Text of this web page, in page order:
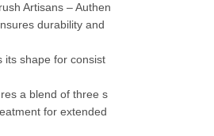
Artisans – Authen
durability and
its shape for consist
a blend of three s
for extended